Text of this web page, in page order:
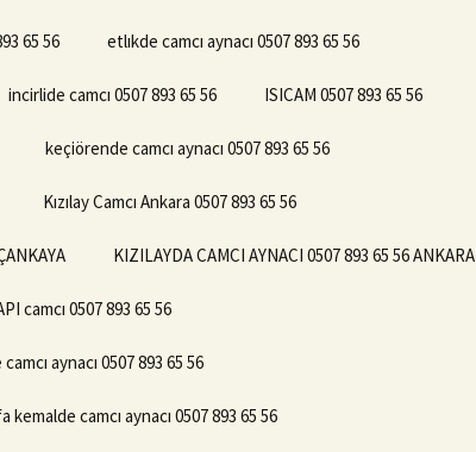
65 56 etlıkde camcı aynacı 0507 893 65 56
incirlide camcı 0507 893 65 56 ISICAM 0507 893 65 56
keçiörende camcı aynacı 0507 893 65 56
Kızılay Camcı Ankara 0507 893 65 56
KIZILAYDA CAMCI AYNACI 0507 893 65 56 ANKARA
camcı 0507 893 65 56
aynacı 0507 893 65 56
kemalde camcı aynacı 0507 893 65 56